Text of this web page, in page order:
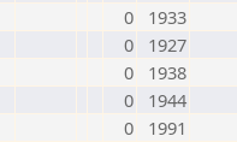
0
1933
0
1927
0
1938
0
1944
0
1991